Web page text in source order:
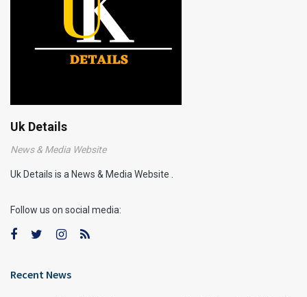
Uk Details
News & Media Website
Uk Details is a News & Media Website .
Follow us on social media:
Recent News